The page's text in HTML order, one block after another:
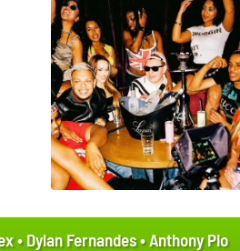
•Dylan Fernandes•Anthony Pio